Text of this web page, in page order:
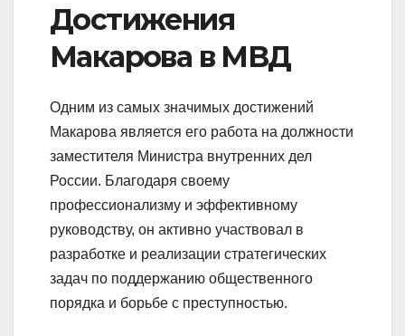
Достижения
Макарова в МВД
Одним из самых значимых достижений
Макарова является его работа на должности
заместителя Министра внутренних дел
России. Благодаря своему
профессионализму и эффективному
руководству, он активно участвовал в
разработке и реализации стратегических
задач по поддержанию общественного
порядка и борьбе с преступностью.